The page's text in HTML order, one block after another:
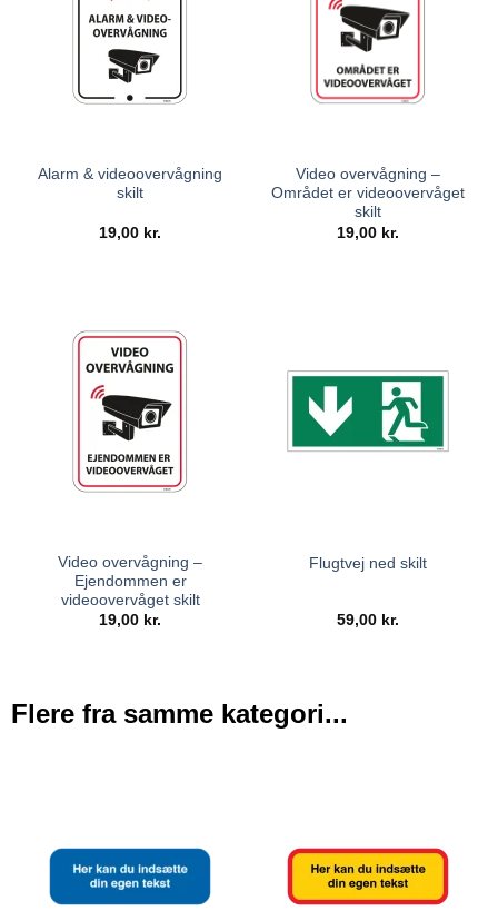
Alarm & videoovervågning
skilt
19,00 kr.
Video overvågning –
Området er videoovervåget
skilt
19,00 kr.
Video overvågning –
Ejendommen er
videoovervåget skilt
19,00 kr.
Flugtvej ned skilt
59,00 kr.
Flere fra samme kategori...